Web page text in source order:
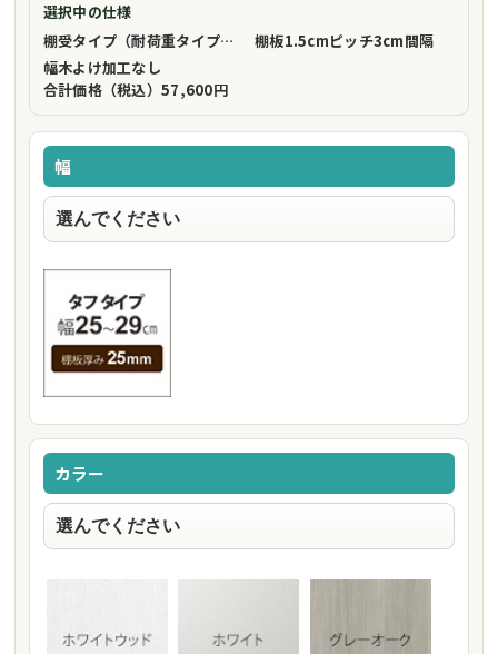
選択中の仕様
棚受タイプ（耐荷重タイプ）
フリーストップ棚受（標準仕様）
棚板1.5cmピッチ3cm間隔
幅木よけ加工なし
合計価格（税込）57,600円
幅
カラー